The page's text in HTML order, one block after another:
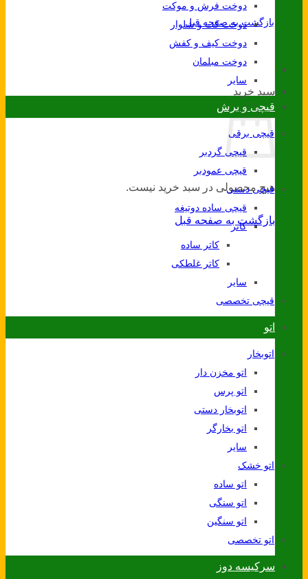
بازگشت به صفحه قبل
سبد خرید
هیچ محصولی در سبد خرید نیست.
بازگشت به صفحه قبل
دوخت فرش و موکت
دوخت کت و شلوار
دوخت کیف و کفش
دوخت مبلمان
سایر
قیچی و برش
قیچی برقی
قیچی گردبر
قیچی عمودبر
قیچی دستی
قیچی ساده دوتیغه
کاتر
کاتر ساده
کاتر غلطکی
سایر
قیچی تخصصی
اتو
اتوبخار
اتو مخزن دار
اتو پرس
اتوبخار دستی
اتو بخارگر
سایر
اتو خشک
اتو ساده
اتو سنگی
اتو سنگین
اتو تخصصی
سرکیسه دوز